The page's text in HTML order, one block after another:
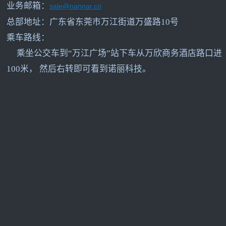
业务邮箱：sale@nannar.cn
总部地址：广东省东莞市万江街道万盛路10号
乘车路线：
乘坐公交车到“万江广场”站下车从万欣商务酒店路口进
100米， 然后右转即可看到诺丽科技。